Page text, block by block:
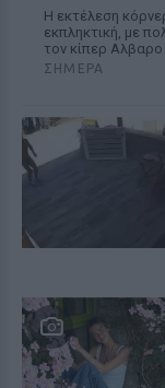
Η εκτέλεση
εκπληκτική, με
τον κίπερ Αλβαρο
ΣΉΜΕΡΑ